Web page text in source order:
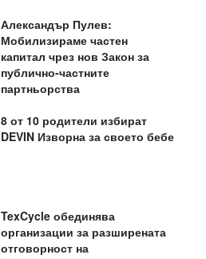
Александър Пулев:
Мобилизираме частен
капитал чрез нов Закон за
публично-частните
партньорства
8 от 10 родители избират
DEVIN Изворна за своето бебе
TexCycle обединява
организации за разширената
отговорност на